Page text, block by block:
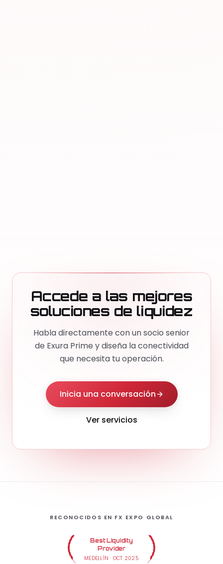
Accede a las mejores
soluciones de liquidez
Habla directamente con un socio senior
de Exura Prime y diseña la conectividad
que necesita tu operación.
Inicia una conversación
Ver servicios
RECONOCIDOS EN FX EXPO GLOBAL
Best Liquidity
Provider
MEDELLÍN · OCT 2025